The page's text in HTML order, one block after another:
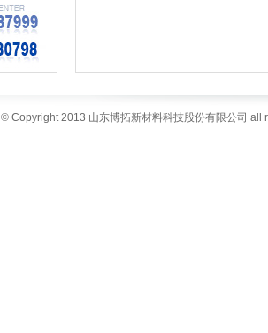
Copyright 2013 山东博拓新材料科技股份有限公司 all